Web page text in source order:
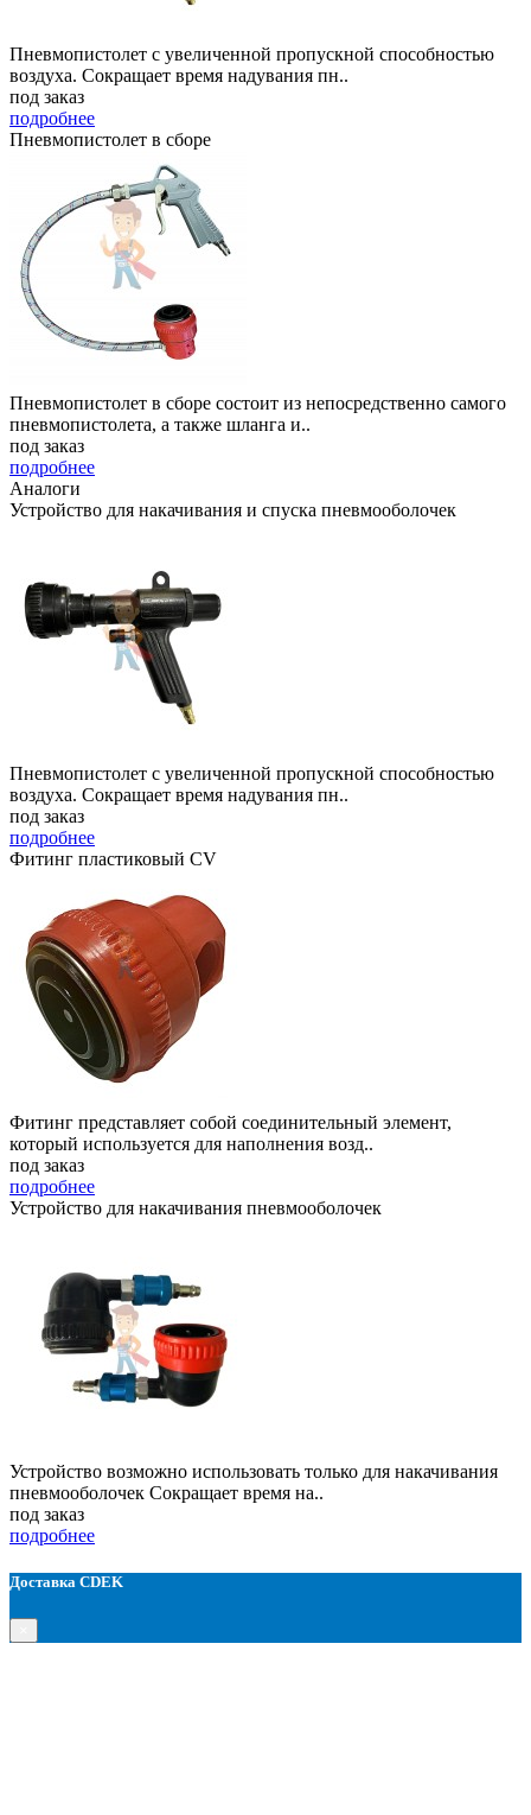
Пневмопистолет с увеличенной пропускной способностью
воздуха. Сокращает время надувания пн..
под заказ
подробнее
Пневмопистолет в сборе
Пневмопистолет в сборе состоит из непосредственно самого
пневмопистолета, а также шланга и..
под заказ
подробнее
Аналоги
Устройство для накачивания и спуска пневмооболочек
Пневмопистолет с увеличенной пропускной способностью
воздуха. Сокращает время надувания пн..
под заказ
подробнее
Фитинг пластиковый CV
Фитинг представляет собой соединительный элемент,
который используется для наполнения возд..
под заказ
подробнее
Устройство для накачивания пневмооболочек
Устройство возможно использовать только для накачивания
пневмооболочек Сокращает время на..
под заказ
подробнее
Доставка CDEK